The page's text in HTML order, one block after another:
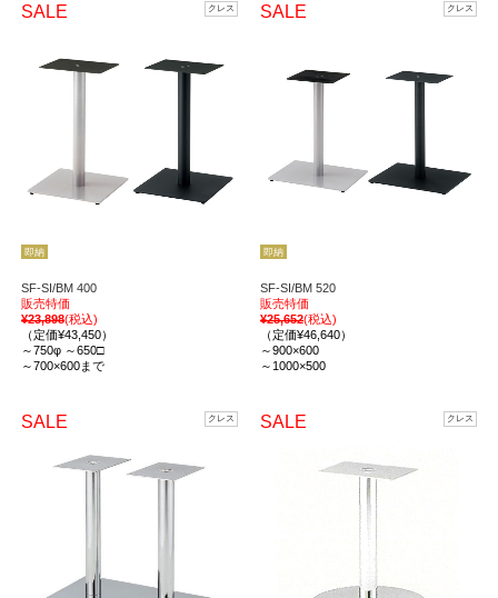
SALE クレス
即納
SF-SI/BM 400
販売特価
¥23,898(税込)
（定価¥43,450）
～750φ ～650□
～700×600まで
SALE クレス
即納
SF-SI/BM 520
販売特価
¥25,652(税込)
（定価¥46,640）
～900×600
～1000×500
SALE クレス SALE クレス